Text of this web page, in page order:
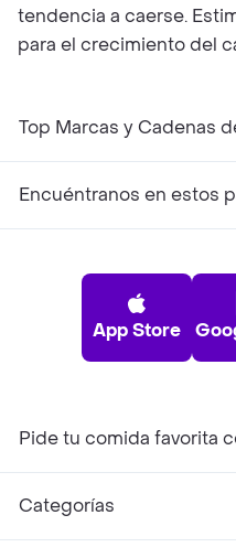
tendencia a caerse.
para el crecimiento del
Top Marcas y Cadenas
Encuéntranos en estos
App Store
Pide tu comida favorita
Categorías